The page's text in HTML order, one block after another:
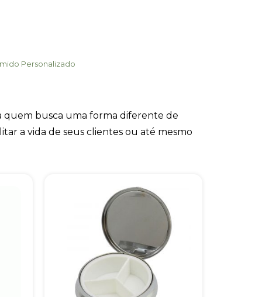
Personalizado
busca uma forma diferente de
a vida de seus clientes ou até mesmo